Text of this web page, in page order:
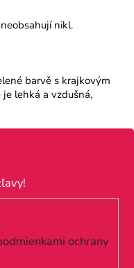
nikl.
barvě s krajkovým
lehká a vzdušná,
ochrany